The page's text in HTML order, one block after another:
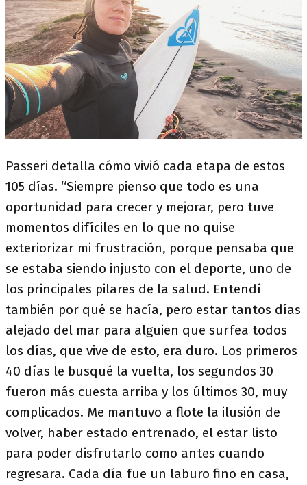
Passeri detalla cómo vivió cada etapa de estos
105 días. “Siempre pienso que todo es una
oportunidad para crecer y mejorar, pero tuve
momentos difíciles en lo que no quise
exteriorizar mi frustración, porque pensaba que
se estaba siendo injusto con el deporte, uno de
los principales pilares de la salud. Entendí
también por qué se hacía, pero estar tantos días
alejado del mar para alguien que surfea todos
los días, que vive de esto, era duro. Los primeros
40 días le busqué la vuelta, los segundos 30
fueron más cuesta arriba y los últimos 30, muy
complicados. Me mantuvo a flote la ilusión de
volver, haber estado entrenado, el estar listo
para poder disfrutarlo como antes cuando
regresara. Cada día fue un laburo fino en casa,